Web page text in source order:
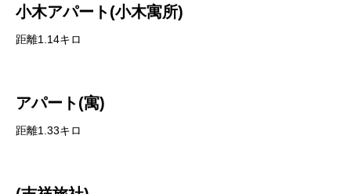
小木アパート(小木寓所)
距離1.14キロ
アパート(寓)
距離1.33キロ